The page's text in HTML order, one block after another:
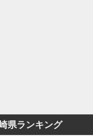
県ランキング